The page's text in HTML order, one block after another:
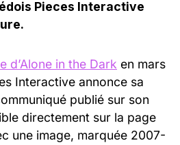
Pieces Interactive
d’Alone in the Dark en mars
Interactive annonce sa
publié sur son
directement sur la page
une image, marquée 2007-